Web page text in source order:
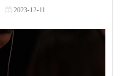
2023-12-11